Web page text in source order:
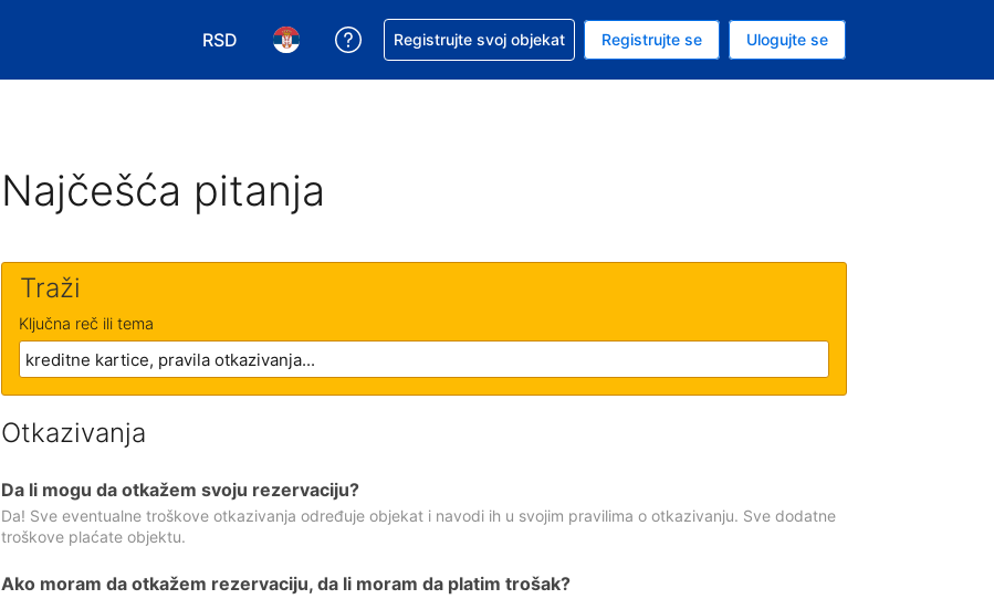
RSD
Izaberite valutu. Vaša trenutna valuta je dinar
Izaberite jezik. Vaš trenutni jezik je Srpskom
Zatražite pomoć u vezi sa rezervacijom
Registrujte svoj objekat Registrujte se Ulogujte se
Najčešća pitanja
Traži
Ključna reč ili tema
Otkazivanja
Da li mogu da otkažem svoju rezervaciju?
Da! Sve eventualne troškove otkazivanja određuje objekat i navodi ih u svojim pravilima o otkazivanju. Sve dodatne
troškove plaćate objektu.
Ako moram da otkažem rezervaciju, da li moram da platim trošak?